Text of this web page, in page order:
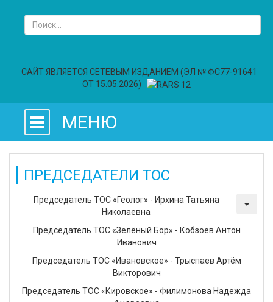
САЙТ ЯВЛЯЕТСЯ СЕТЕВЫМ ИЗДАНИЕМ (ЭЛ № ФС77-91641
ОТ 15.05.2026)
МЕНЮ
ПРЕДСЕДАТЕЛИ ТОС
Председатель ТОС «Геолог» - Ирхина Татьяна
Николаевна
Председатель ТОС «Зелёный Бор» - Кобзоев Антон
Иванович
Председатель ТОС «Ивановское» - Трыспаев Артём
Викторович
Председатель ТОС «Кировское» - Филимонова Надежда